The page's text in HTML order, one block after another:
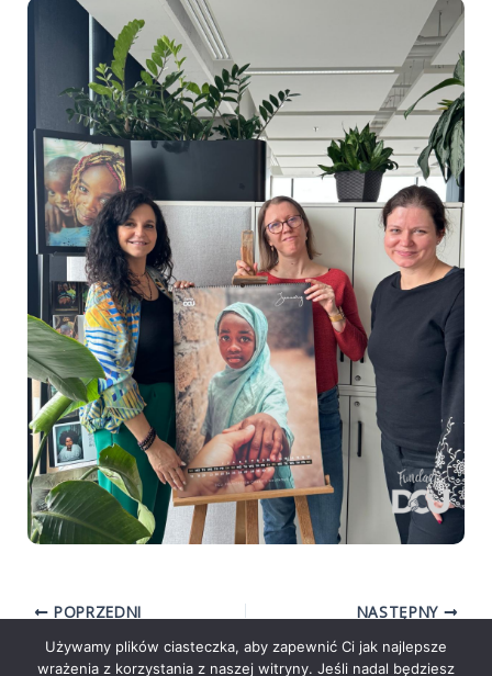
POPRZEDNI NASTĘPNY
Używamy plików ciasteczka, aby zapewnić Ci jak najlepsze
wrażenia z korzystania z naszej witryny. Jeśli nadal będziesz